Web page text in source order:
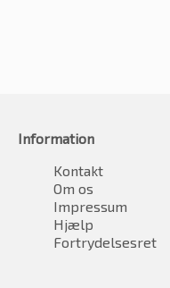
Information
Kontakt
Om os
Impressum
Hjælp
Fortrydelsesret